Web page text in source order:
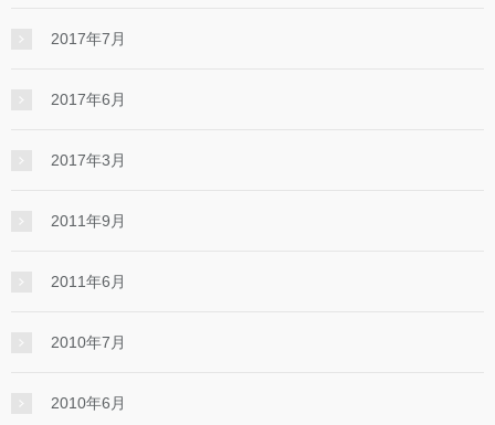
2017年7月
2017年6月
2017年3月
2011年9月
2011年6月
2010年7月
2010年6月